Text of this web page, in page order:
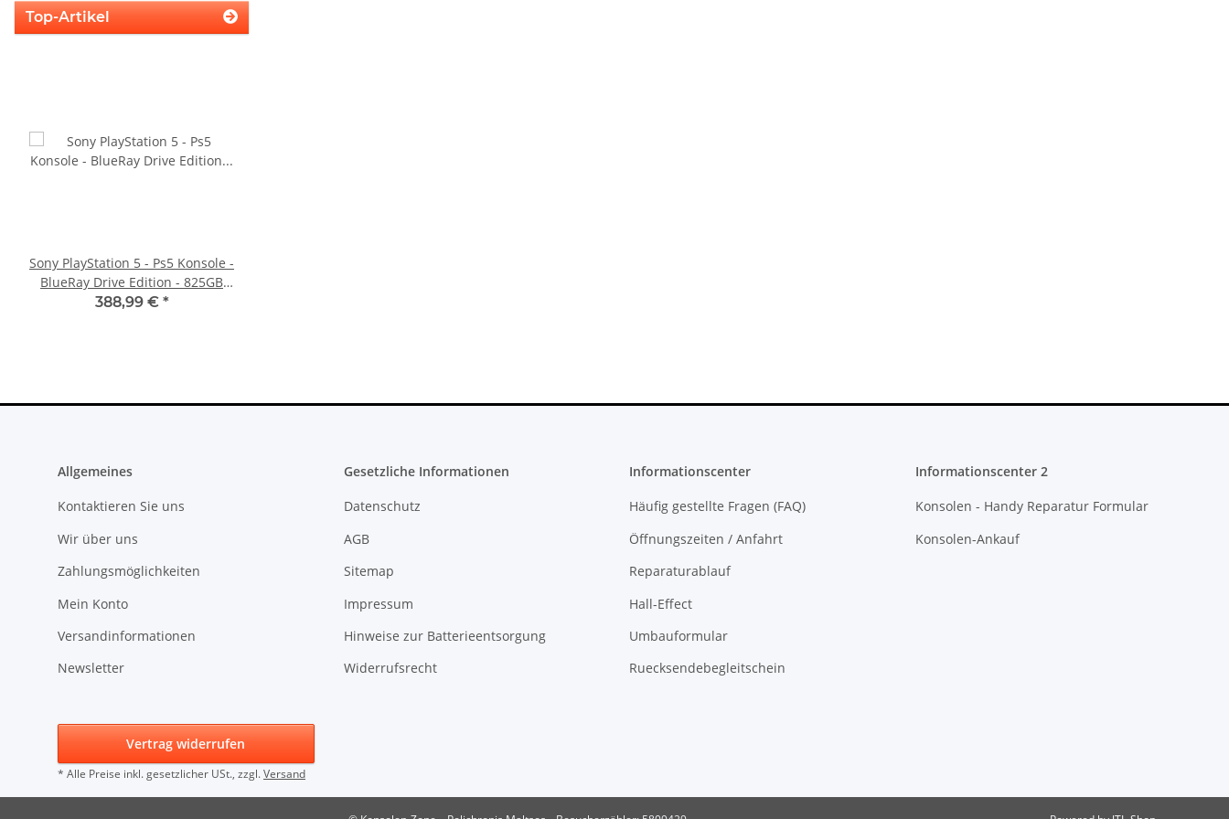
Top-Artikel
Sony PlayStation 5 - Ps5 Konsole -
BlueRay Drive Edition - 825GB
CFI-1216A gebraucht
388,99 € *
Allgemeines
Kontaktieren Sie uns
Wir über uns
Zahlungsmöglichkeiten
Mein Konto
Versandinformationen
Newsletter
Gesetzliche Informationen
Datenschutz
AGB
Sitemap
Impressum
Hinweise zur Batterieentsorgung
Widerrufsrecht
Informationscenter
Häufig gestellte Fragen (FAQ)
Öffnungszeiten / Anfahrt
Reparaturablauf
Hall-Effect
Umbauformular
Ruecksendebegleitschein
Informationscenter 2
Konsolen - Handy Reparatur Formular
Konsolen-Ankauf
Vertrag widerrufen
* Alle Preise inkl. gesetzlicher USt., zzgl.Versand